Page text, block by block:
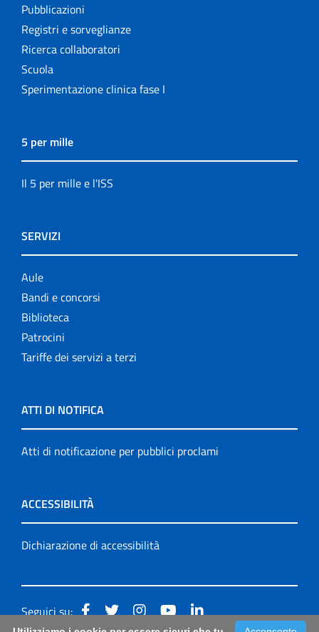
Pubblicazioni
Registri e sorveglianze
Ricerca collaboratori
Scuola
Sperimentazione clinica fase I
5 per mille
Il 5 per mille e l'ISS
SERVIZI
Aule
Bandi e concorsi
Biblioteca
Patrocini
Tariffe dei servizi a terzi
ATTI DI NOTIFICA
Atti di notificazione per pubblici proclami
ACCESSIBILITÀ
Dichiarazione di accessibilità
Seguici su: